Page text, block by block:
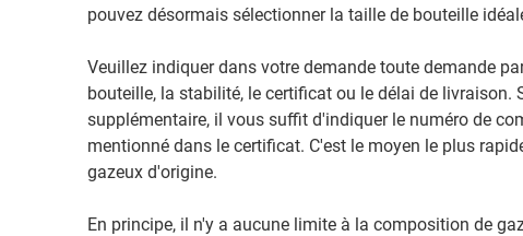
pouvez désormais sélectionner la taille de bouteille
Veuillez indiquer dans votre demande toute demande
bouteille, la stabilité, le certificat ou le délai de livraison.
supplémentaire, il vous suffit d'indiquer le numéro de
mentionné dans le certificat. C'est le moyen le plus
gazeux d'origine.
En principe, il n'y a aucune limite à la composition de